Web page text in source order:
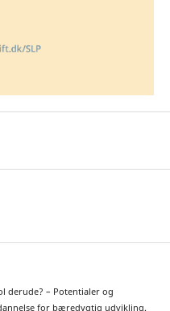
derude? – Potentialer og
for bæredygtig udvikling.